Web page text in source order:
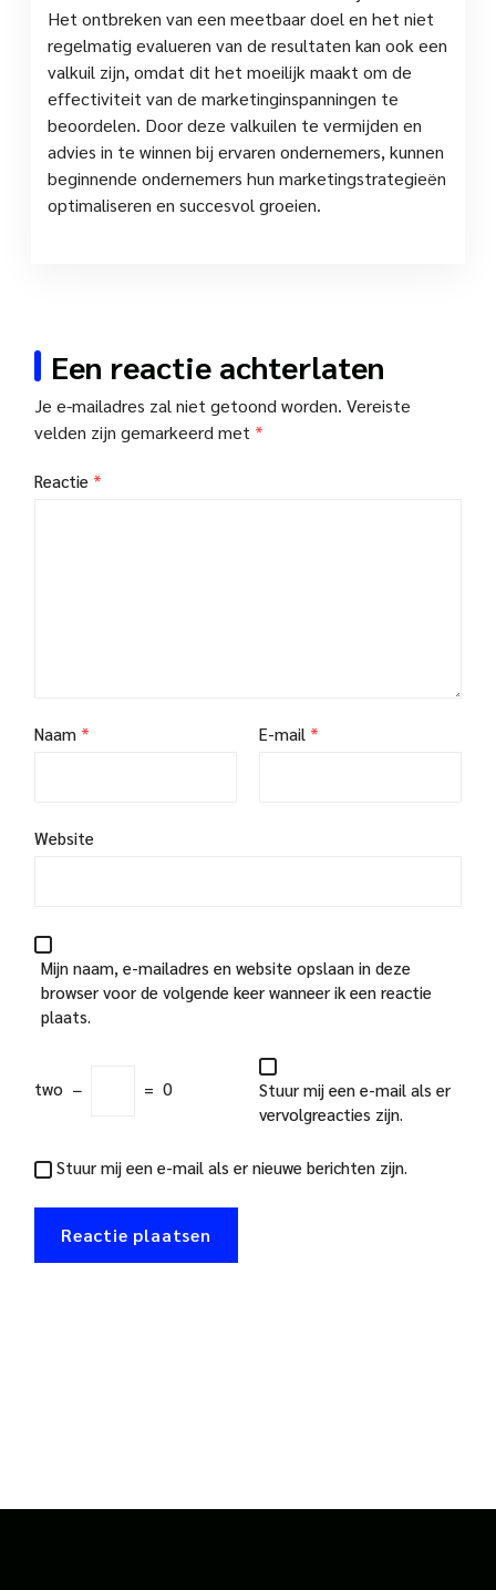
Het ontbreken van een meetbaar doel en het niet
regelmatig evalueren van de resultaten kan ook een
valkuil zijn, omdat dit het moeilijk maakt om de
effectiviteit van de marketinginspanningen te
beoordelen. Door deze valkuilen te vermijden en
advies in te winnen bij ervaren ondernemers, kunnen
beginnende ondernemers hun marketingstrategieën
optimaliseren en succesvol groeien.
Een reactie achterlaten
Je e-mailadres zal niet getoond worden. Vereiste
velden zijn gemarkeerd met *
Reactie *
Naam * E-mail *
Website
Mijn naam, e-mailadres en website opslaan in deze
browser voor de volgende keer wanneer ik een reactie
plaats.
two − = 0
Stuur mij een e-mail als er
vervolgreacties zijn.
Stuur mij een e-mail als er nieuwe berichten zijn.